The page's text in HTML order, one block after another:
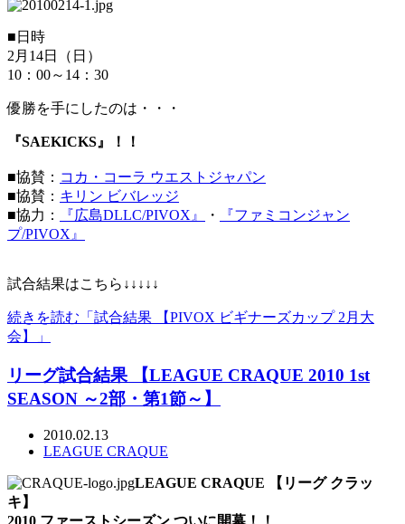
■日時
2月14日（日）
10：00～14：30
優勝を手にしたのは・・・
『SAEKICKS』！！
■協賛： コカ・コーラ ウエストジャパン
■協賛： キリン ビバレッジ
■協力：
『広島DLLC/PIVOX』 ・
『ファミコンジャン
プ/PIVOX』
試合結果はこちら↓↓↓↓↓
続きを読む「試合結果 【PIVOX ビギナーズカップ 2月大
会】」
リーグ試合結果 【LEAGUE CRAQUE 2010 1st
SEASON ～2部・第1節～】
2010.02.13
LEAGUE CRAQUE
LEAGUE CRAQUE 【リーグ クラッ
キ】